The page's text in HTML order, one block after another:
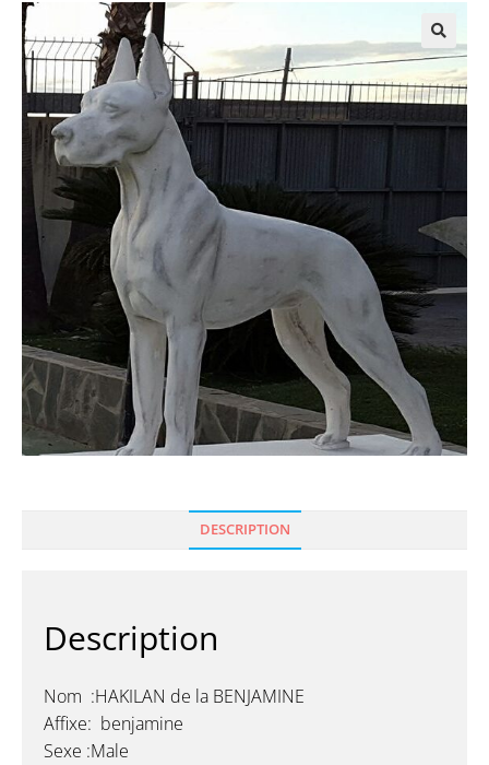
🔍
DESCRIPTION
Description
Nom :HAKILAN de la BENJAMINE
Affixe: benjamine
Sexe :Male